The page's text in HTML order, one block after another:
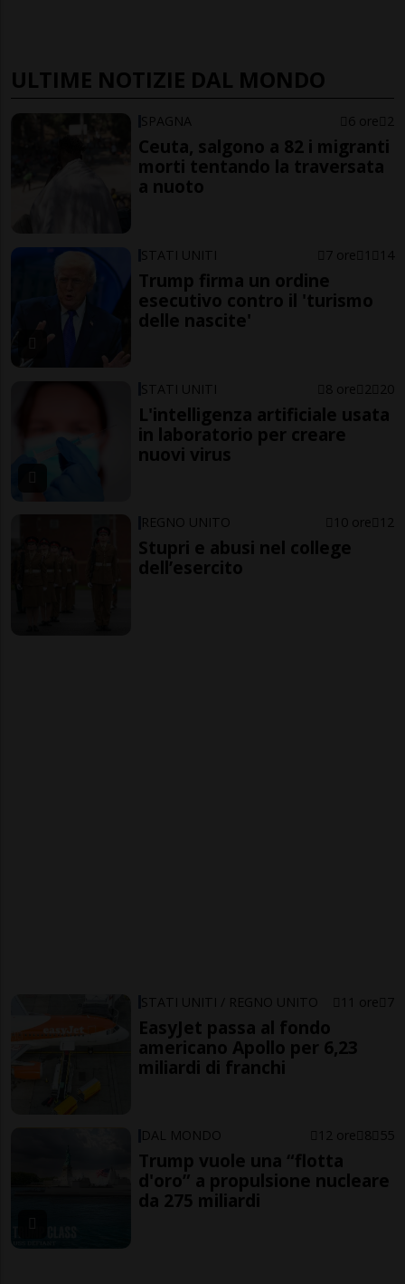
ULTIME NOTIZIE DAL MONDO
SPAGNA 6 ore 2
Ceuta, salgono a 82 i migranti
morti tentando la traversata
a nuoto
STATI UNITI 7 ore 1 14
Trump firma un ordine
esecutivo contro il 'turismo
delle nascite'
STATI UNITI 8 ore 2 20
L'intelligenza artificiale usata
in laboratorio per creare
nuovi virus
REGNO UNITO 10 ore 12
Stupri e abusi nel college
dell’esercito
STATI UNITI / REGNO UNITO 11 ore 7
EasyJet passa al fondo
americano Apollo per 6,23
miliardi di franchi
DAL MONDO 12 ore 8 55
Trump vuole una “flotta
d'oro” a propulsione nucleare
da 275 miliardi